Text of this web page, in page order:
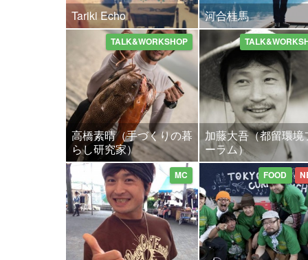
Tariki Echo 河合桂馬
高橋素晴（手づくりの暮
らし研究家）
TALK&WORKSHOP
加藤大吾（都留環境
ーラム）
MC FOOD